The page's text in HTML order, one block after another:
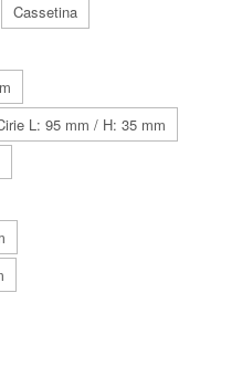
Cassetina
L: 95 mm / H: 35 mm